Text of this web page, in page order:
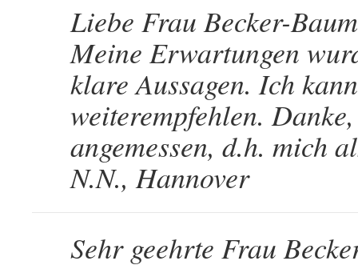
Liebe Frau Becker-
Meine Erwartungen
klare Aussagen. Ich
weiterempfehlen.
angemessen, d.h. mich
N.N., Hannover
Sehr geehrte Frau